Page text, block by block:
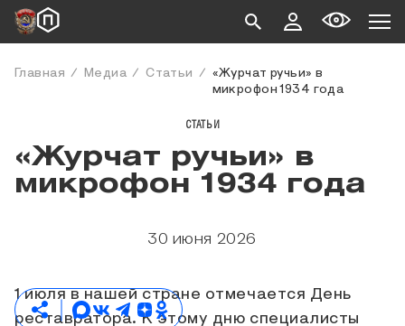
Главная Медиа Статьи
«Журчат ручьи» в
микрофон 1934 года
СТАТЬИ
«Журчат ручьи» в
микрофон 1934 года
30 июня 2026
1 июля в нашей стране отмечается День
реставратора. К этому дню специалисты